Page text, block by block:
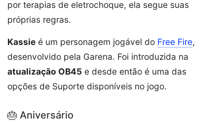
por terapias de eletrochoque, ela segue suas
próprias regras.
Kassie é um personagem jogável do Free Fire,
desenvolvido pela Garena. Foi introduzida na
atualização OB45 e desde então é uma das
opções de Suporte disponíveis no jogo.
🎂 Aniversário